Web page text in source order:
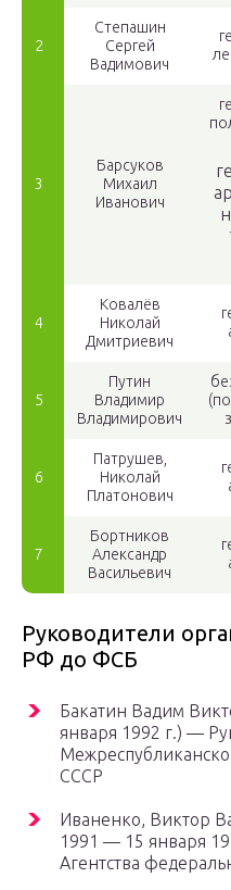
2
Степашин
Сергей
Вадимович
3
Барсуков
Михаил
Иванович
4
Ковалёв
Николай
Дмитриевич
5
Путин
Владимир
Владимирович
6
Патрушев,
Николай
Платонович
7
Бортников
Александр
Васильевич
Руководители
РФ до ФСБ
Бакатин Вадим
января 1992 г.) —
СССР
Иваненко, Виктор
1991 — 15 января
Агентства